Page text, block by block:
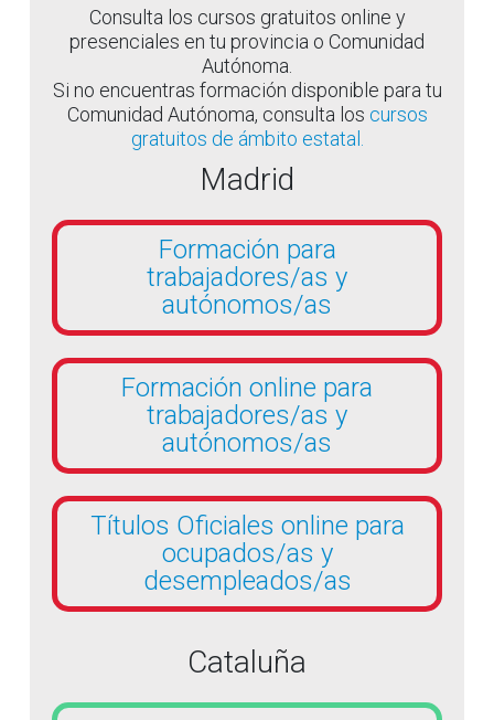
Consulta los cursos gratuitos online y
presenciales en tu provincia o Comunidad
Autónoma.
Si no encuentras formación disponible para tu
Comunidad Autónoma, consulta los cursos
gratuitos de ámbito estatal.
Madrid
Formación para
trabajadores/as y
autónomos/as
Formación online para
trabajadores/as y
autónomos/as
Títulos Oficiales online para
ocupados/as y
desempleados/as
Cataluña